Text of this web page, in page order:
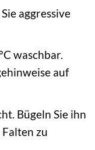
aggressive
waschbar.
auf
Bügeln Sie ihn
zu